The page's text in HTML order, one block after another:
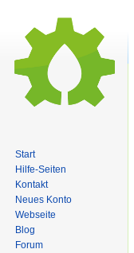
Start
Hilfe-Seiten
Kontakt
Neues Konto
Webseite
Blog
Forum